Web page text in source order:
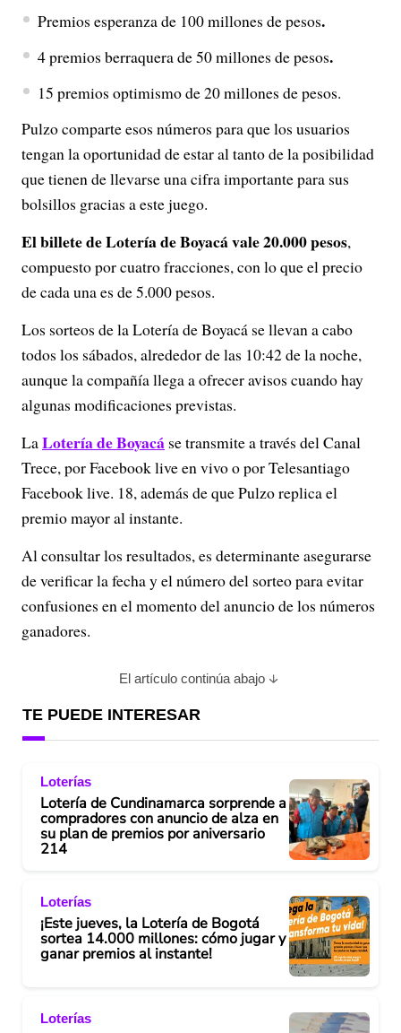
Premios esperanza de 100 millones de pesos.
4 premios berraquera de 50 millones de pesos.
15 premios optimismo de 20 millones de pesos.
Pulzo comparte esos números para que los usuarios
tengan la oportunidad de estar al tanto de la posibilidad
que tienen de llevarse una cifra importante para sus
bolsillos gracias a este juego.
El billete de Lotería de Boyacá vale 20.000 pesos,
compuesto por cuatro fracciones, con lo que el precio
de cada una es de 5.000 pesos.
Los sorteos de la Lotería de Boyacá se llevan a cabo
todos los sábados, alrededor de las 10:42 de la noche,
aunque la compañía llega a ofrecer avisos cuando hay
algunas modificaciones previstas.
LaLotería de Boyacá se transmite a través del Canal
Trece, por Facebook live en vivo o por Telesantiago
Facebook live. 18, además de que Pulzo replica el
premio mayor al instante.
Al consultar los resultados, es determinante asegurarse
de verificar la fecha y el número del sorteo para evitar
confusiones en el momento del anuncio de los números
ganadores.
El artículo continúa abajo
TE PUEDE INTERESAR
Loterías
Lotería de Cundinamarca sorprende a
compradores con anuncio de alza en
su plan de premios por aniversario
214
Loterías
¡Este jueves, la Lotería de Bogotá
sortea 14.000 millones: cómo jugar y
ganar premios al instante!
Loterías